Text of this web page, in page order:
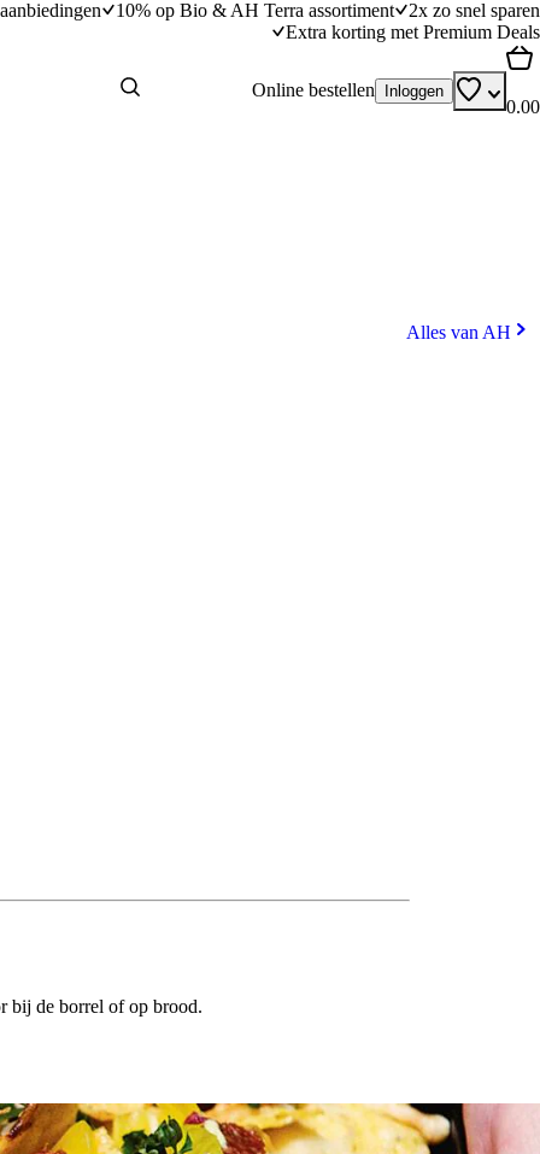
10% op Bio & AH Terra assortiment
2x zo snel sparen
Extra korting met Premium Deals
Online bestellen Inloggen
0.00
Alles van AH
bij de borrel of op brood.